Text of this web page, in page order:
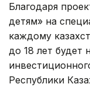
Благодаря
детям» на
каждому
до 18 лет будет
Республики